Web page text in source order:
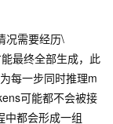
况需要经历\
最终全部生成，此
每一步同时推理m
可能都不会被接
中都会形成一组